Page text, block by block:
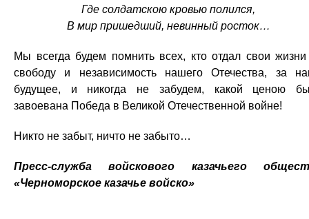
Где солдатскою кровью полился,
В мир пришедший, невинный росток…
Мы всегда будем помнить всех, кто отдал свои жизни
свободу и независимость нашего Отечества, за
будущее, и никогда не забудем, какой ценою
завоевана Победа в Великой Отечественной войне!
Никто не забыт, ничто не забыто…
Пресс-служба войскового казачьего
«Черноморское казачье войско»